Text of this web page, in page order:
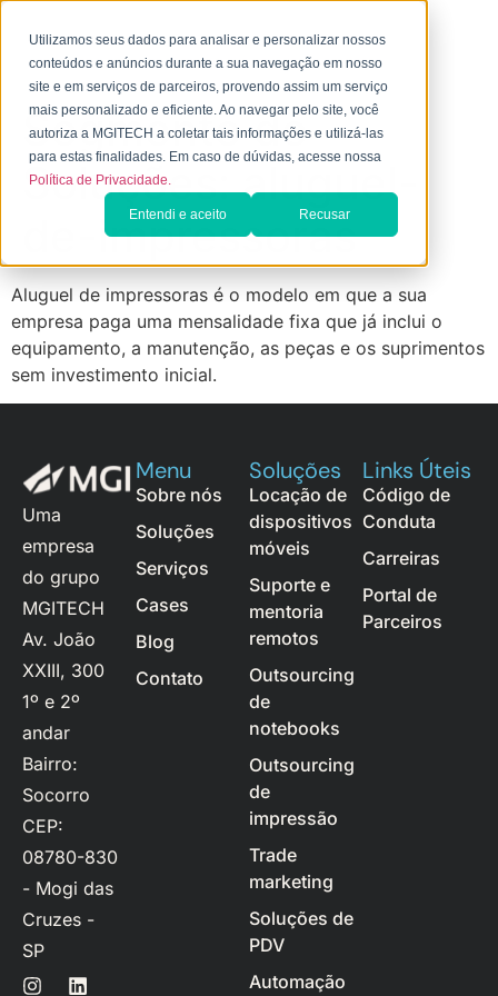
Utilizamos seus dados para analisar e personalizar nossos
conteúdos e anúncios durante a sua navegação em nosso
site e em serviços de parceiros, provendo assim um serviço
mais personalizado e eficiente. Ao navegar pelo site, você
autoriza a MGITECH a coletar tais informações e utilizá-las
para estas finalidades. Em caso de dúvidas, acesse nossa
Política de Privacidade.
Entendi e aceito Recusar
Segmento de
Soluções:aluguel-
de-impressoras
Aluguel de impressoras é o modelo em que a sua
empresa paga uma mensalidade fixa que já inclui o
equipamento, a manutenção, as peças e os suprimentos
sem investimento inicial.
Uma
empresa
do grupo
MGITECH
Av. João
XXIII, 300
1º e 2º
andar
Bairro:
Socorro
CEP:
08780-830
- Mogi das
Cruzes -
SP
Menu
Sobre nós
Soluções
Serviços
Cases
Blog
Contato
Soluções
Locação de
dispositivos
móveis
Suporte e
mentoria
remotos
Outsourcing
de
notebooks
Outsourcing
de
impressão
Trade
marketing
Soluções de
PDV
Automação
Links Úteis
Código de
Conduta
Carreiras
Portal de
Parceiros